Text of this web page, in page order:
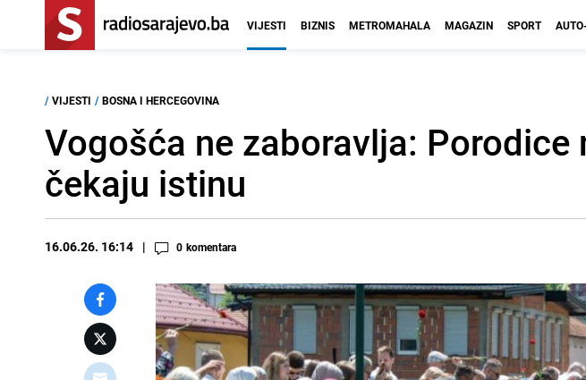
VIJESTI BIZNIS METROMAHALA MAGAZIN SPORT
/ VIJESTI / BOSNA I HERCEGOVINA
Vogošća ne zaboravlja:
čekaju istinu
16.06.26. 16:14 0 komentara